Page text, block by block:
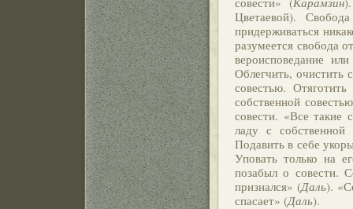
Цветаевой).
придерживаться
разумеется свобода
вероисповедание
Облегчить, очистить
совестью.
собственной
совести. «Все такие
ладу с собственной
Подавить в себе
Уповать только на
позабыл о совести.
признался» (Даль).
спасает» (Даль).